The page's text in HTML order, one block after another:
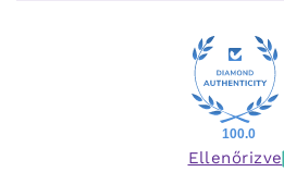
100.0
Ellenőrizve